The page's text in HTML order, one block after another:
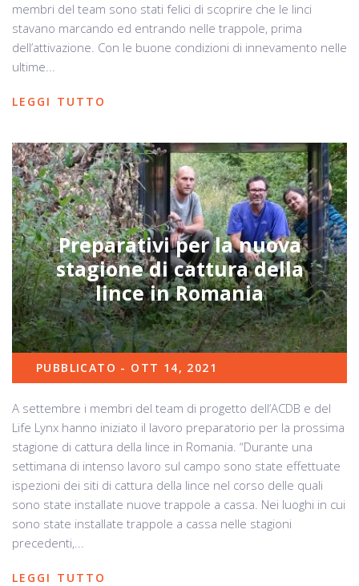
membri del team sono stati felici di scoprire che le linci
stavano marcando ed entrando nelle trappole, prima
dell’attivazione. Con le buone condizioni di innevamento nelle
ultime...
LEGGI TUTTO
Preparativi per la nuova
stagione di cattura della
lince in Romania
PUBBLICATO - OTT 14, 2021
A settembre i membri del team di progetto dell’ACDB e del
Life Lynx hanno iniziato il lavoro preparatorio per la prossima
stagione di cattura della lince in Romania. “Durante una
settimana di intenso lavoro sul campo sono state effettuate
ispezioni dei siti di cattura della lince nel corso delle quali
sono state installate nuove trappole a cassa. Nei luoghi in cui
sono state installate trappole a cassa nelle stagioni
precedenti,...
LEGGI TUTTO